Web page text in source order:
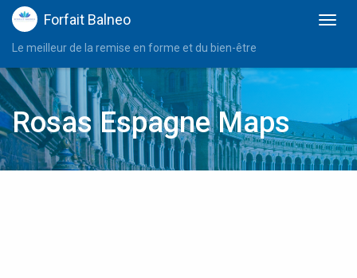
Forfait Balneo
Le meilleur de la remise en forme et du bien-être
Rosas Espagne Maps